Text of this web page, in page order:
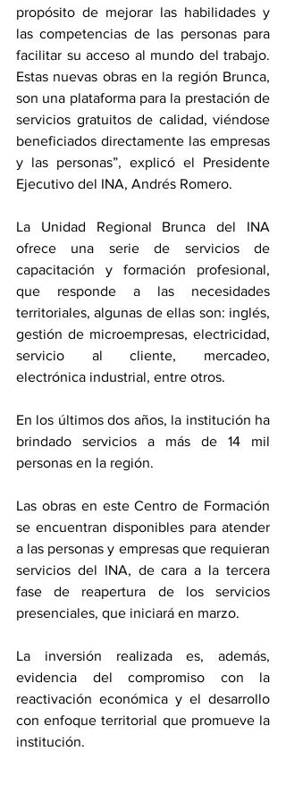
propósito de mejorar las habilidades y
las competencias de las personas para
facilitar su acceso al mundo del trabajo.
Estas nuevas obras en la región Brunca,
son una plataforma para la prestación de
servicios gratuitos de calidad, viéndose
beneficiados directamente las empresas
y las personas”, explicó el Presidente
Ejecutivo del INA, Andrés Romero.
La Unidad Regional Brunca del INA
ofrece una serie de servicios de
capacitación y formación profesional,
que responde a las necesidades
territoriales, algunas de ellas son: inglés,
gestión de microempresas, electricidad,
servicio al cliente, mercadeo,
electrónica industrial, entre otros.
En los últimos dos años, la institución ha
brindado servicios a más de 14 mil
personas en la región.
Las obras en este Centro de Formación
se encuentran disponibles para atender
a las personas y empresas que requieran
servicios del INA, de cara a la tercera
fase de reapertura de los servicios
presenciales, que iniciará en marzo.
La inversión realizada es, además,
evidencia del compromiso con la
reactivación económica y el desarrollo
con enfoque territorial que promueve la
institución.